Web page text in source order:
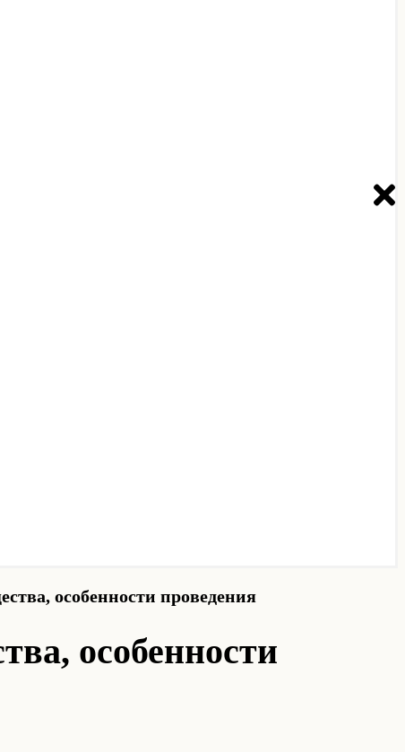
особенности проведения
особенности